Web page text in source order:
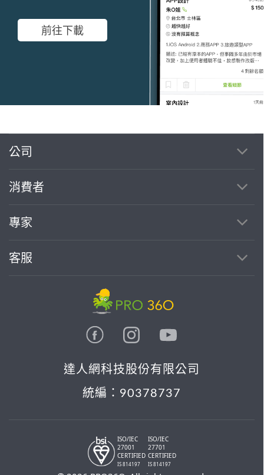
前往下載
公司
消費者
專家
客服
達人網科技股份有限公司
統編：90378737
ISO/IEC
27001
CERTIFIED
IS 814197
ISO/IEC
27701
CERTIFIED
IS 814197
繼續完成